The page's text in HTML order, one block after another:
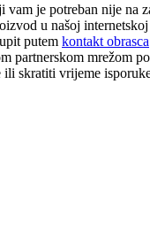
je potreban nije na
u našoj
putem kontakt obrasca
partnerskom mrežom
ili skratiti vrijeme